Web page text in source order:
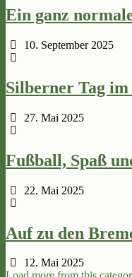
Ein ganz
10. September 2025
Silberner Tag
27. Mai 2025
Fußball, Spaß
22. Mai 2025
Auf zu den
12. Mai 2025